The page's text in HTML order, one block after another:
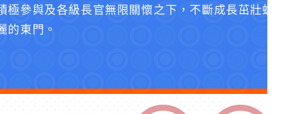
極參與及各級長官無限關懷之下，不斷成長茁壯蛻
的東門。